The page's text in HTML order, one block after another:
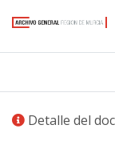
Detalle del